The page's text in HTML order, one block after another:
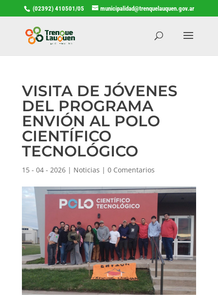
(02392) 410501/05 municipalidad@trenquelauquen.gov.ar
VISITA DE JÓVENES
DEL PROGRAMA
ENVIÓN AL POLO
CIENTÍFICO
TECNOLÓGICO
15 - 04 - 2026| Noticias | 0 Comentarios